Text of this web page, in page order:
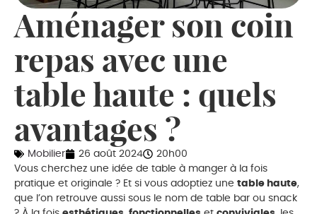
Aménager son coin
repas avec une
table haute : quels
avantages ?
Mobilier 26 août 2024
20h00
Vous cherchez une idée de table à manger à la fois
pratique et originale ? Et si vous adoptiez une table haute,
que l’on retrouve aussi sous le nom de table bar ou snack